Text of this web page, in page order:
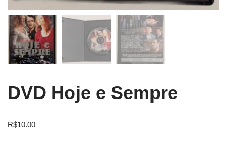
DVD Hoje e Sempre
R$10.00